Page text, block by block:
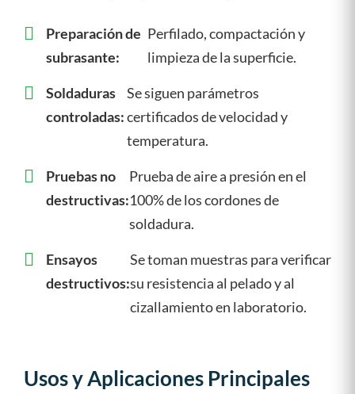
Preparación de
subrasante:
Perfilado, compactación y
limpieza de la superficie.
Soldaduras
controladas:
Se siguen parámetros
certificados de velocidad y
temperatura.
Pruebas no
destructivas:
Prueba de aire a presión en el
100% de los cordones de
soldadura.
Ensayos
destructivos:
Se toman muestras para verificar
su resistencia al pelado y al
cizallamiento en laboratorio.
Usos y Aplicaciones Principales